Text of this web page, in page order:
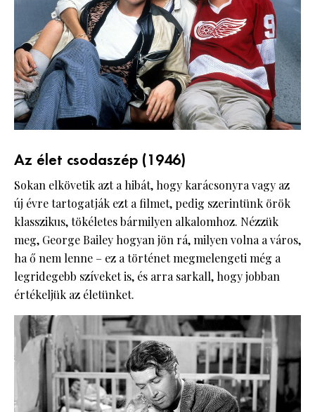
Az élet csodaszép (1946)
Sokan elkövetik azt a hibát, hogy karácsonyra vagy az
új évre tartogatják ezt a filmet, pedig szerintünk örök
klasszikus, tökéletes bármilyen alkalomhoz. Nézzük
meg, George Bailey hogyan jön rá, milyen volna a város,
ha ő nem lenne – ez a történet megmelengeti még a
legridegebb szíveket is, és arra sarkall, hogy jobban
értékeljük az életünket.